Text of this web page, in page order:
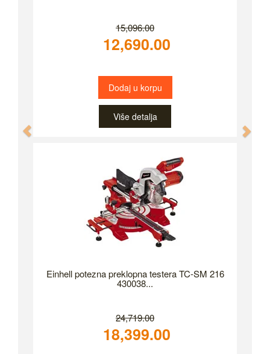
15,096.00
12,690.00
Dodaj u korpu
Više detalja
Einhell potezna preklopna testera TC-SM 216
430038...
24,719.00
18,399.00